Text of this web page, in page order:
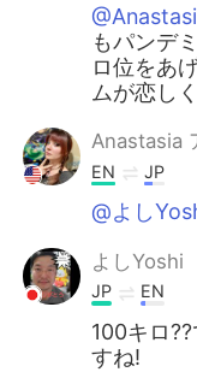
もパンデ
ロ位をあ
ムが恋し
Anastasia
EN JP
@よし
よしYoshi
JP EN
100キロ
すね!